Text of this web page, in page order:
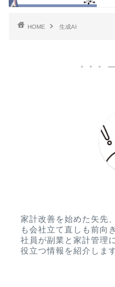
HOME 生成AI
家計改善を始めた矢先
も会社立て直しも前向
社員が副業と家計管理
役立つ情報を紹介します